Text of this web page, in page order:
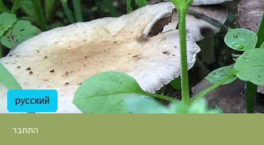
русский
התחבר